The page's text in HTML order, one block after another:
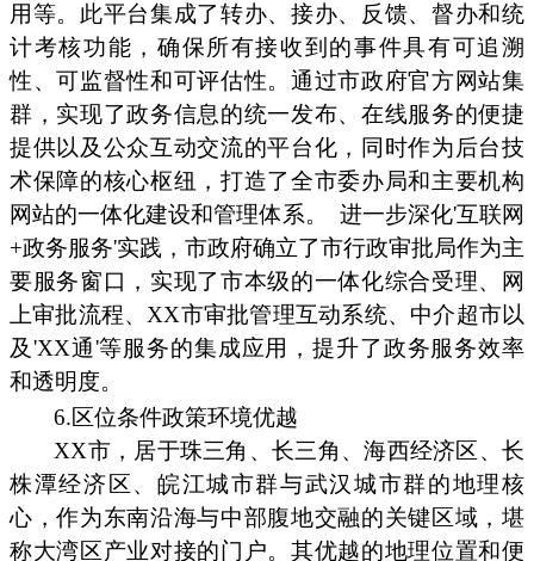
用等。此平台集成了转办、接办、反馈、督办和统
计考核功能，确保所有接收到的事件具有可追溯
性、可监督性和可评估性。通过市政府官方网站集
群，实现了政务信息的统一发布、在线服务的便捷
提供以及公众互动交流的平台化，同时作为后台技
术保障的核心枢纽，打造了全市委办局和主要机构
网站的一体化建设和管理体系。
进一步深化'互联网
+政务服务'实践，市政府确立了市行政审批局作为主
要服务窗口，实现了市本级的一体化综合受理、网
上审批流程、XX市审批管理互动系统、中介超市以
及'XX通'等服务的集成应用，提升了政务服务效率
和透明度。
6.区位条件政策环境优越
XX市，居于珠三角、长三角、海西经济区、长
株潭经济区、皖江城市群与武汉城市群的地理核
心，作为东南沿海与中部腹地交融的关键区域，堪
称大湾区产业对接的门户。其优越的地理位置和便